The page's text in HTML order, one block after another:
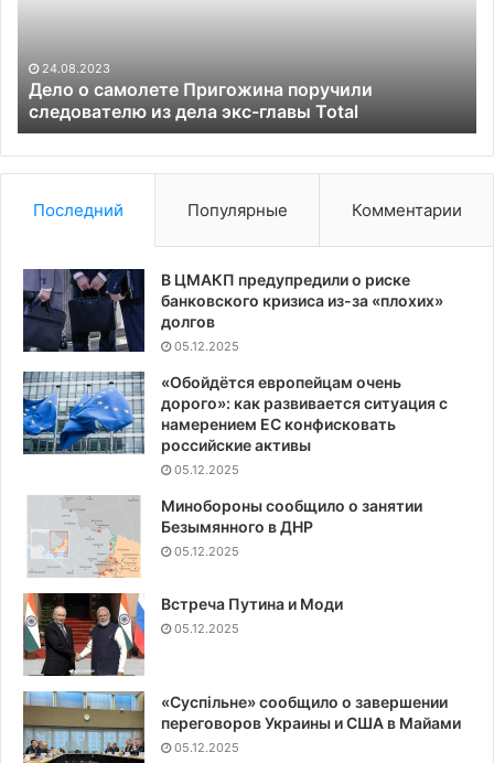
дела
экс-
главы
Total
24.08.2023
Дело о самолете Пригожина поручили
следователю из дела экс-главы Total
Последний Популярные Комментарии
В ЦМАКП предупредили о риске
банковского кризиса из-за «плохих»
долгов
05.12.2025
«Обойдётся европейцам очень
дорого»: как развивается ситуация с
намерением ЕС конфисковать
российские активы
05.12.2025
Минобороны сообщило о занятии
Безымянного в ДНР
05.12.2025
Встреча Путина и Моди
05.12.2025
«Суспiльне» сообщило о завершении
переговоров Украины и США в Майами
05.12.2025